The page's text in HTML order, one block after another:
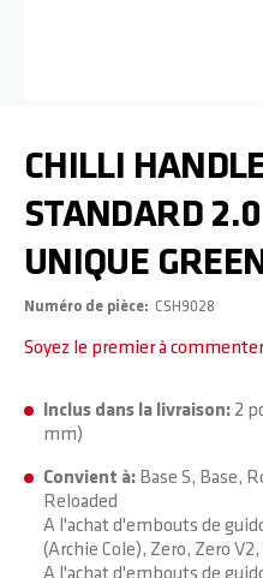
CHILLI
STANDARD
UNIQUE
Numéro de pièce CSH9028
Soyez le premier à
Inclus dans la livraison: 2
mm)
Convient à: Base S, Base,
Reloaded
A l'achat d'embouts de
(Archie Cole), Zero, Zero